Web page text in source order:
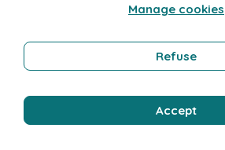
Le Problème à Trois Corps - Saison 1
Manage cookies
Refuse
Accept